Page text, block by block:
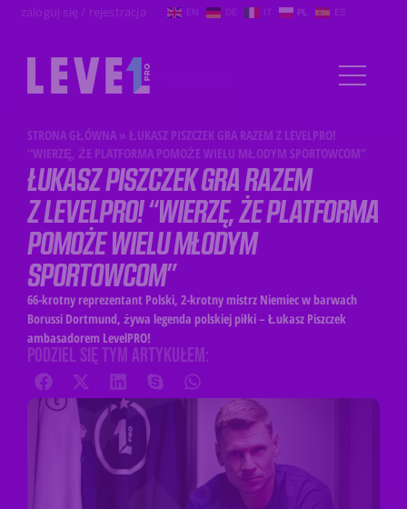
zaloguj się / rejestracja EN DE IT PL ES
STRONA GŁÓWNA » ŁUKASZ PISZCZEK GRA RAZEM Z LEVELPRO!
“WIERZĘ, ŻE PLATFORMA POMOŻE WIELU MŁODYM SPORTOWCOM”
ŁUKASZ PISZCZEK GRA RAZEM
Z LEVELPRO! “WIERZĘ, ŻE PLATFORMA
POMOŻE WIELU MŁODYM
SPORTOWCOM”
66-krotny reprezentant Polski, 2-krotny mistrz Niemiec w barwach
Borussi Dortmund, żywa legenda polskiej piłki – Łukasz Piszczek
ambasadorem LevelPRO!
PODZIEL SIĘ TYM ARTYKUŁEM: